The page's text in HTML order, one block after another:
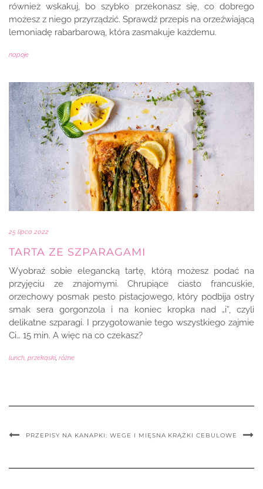
również wskakuj, bo szybko przekonasz się, co dobrego
możesz z niego przyrządzić. Sprawdź przepis na orzeźwiającą
lemoniadę rabarbarową, która zasmakuje każdemu.
napoje
25 lipca 2022
TARTA ZE SZPARAGAMI
Wyobraź sobie elegancką tartę, którą możesz podać na
przyjęciu ze znajomymi. Chrupiące ciasto francuskie,
orzechowy posmak pesto pistacjowego, który podbija ostry
smak sera gorgonzola i na koniec kropka nad „i”, czyli
delikatne szparagi. I przygotowanie tego wszystkiego zajmie
Ci… 15 min. A więc na co czekasz?
lunch, przekąski, różne
PRZEPISY NA KANAPKI: WEGE I MIĘSNA KRĄŻKI CEBULOWE